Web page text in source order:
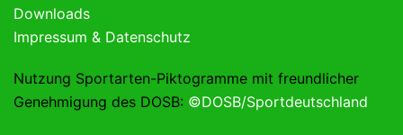
Downloads
Impressum & Datenschutz
Nutzung Sportarten-Piktogramme mit freundlicher
Genehmigung des DOSB: ©DOSB/Sportdeutschland